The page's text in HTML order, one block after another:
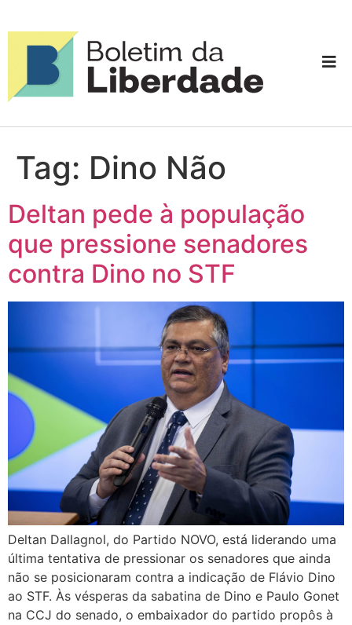
Tag: Dino Não
Deltan pede à população
que pressione senadores
contra Dino no STF
Deltan Dallagnol, do Partido NOVO, está liderando uma
última tentativa de pressionar os senadores que ainda
não se posicionaram contra a indicação de Flávio Dino
ao STF. Às vésperas da sabatina de Dino e Paulo Gonet
na CCJ do senado, o embaixador do partido propôs à